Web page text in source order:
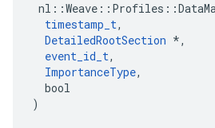
timestamp_t,
DetailedRootSection *,
event_id_t,
ImportanceType,
  bool
)